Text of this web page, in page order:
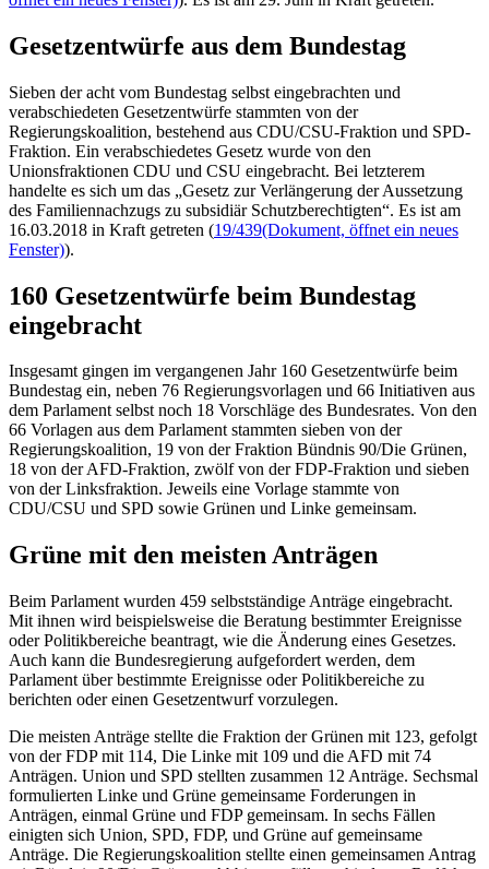
Gesetzentwürfe aus dem Bundestag
Sieben der acht vom Bundestag selbst eingebrachten und
verabschiedeten Gesetzentwürfe stammten von der
Regierungskoalition, bestehend aus CDU/CSU-Fraktion und SPD-
Fraktion. Ein verabschiedetes Gesetz wurde von den
Unionsfraktionen CDU und CSU eingebracht. Bei letzterem
handelte es sich um das „Gesetz zur Verlängerung der Aussetzung
des Familiennachzugs zu subsidiär Schutzberechtigten“. Es ist am
16.03.2018 in Kraft getreten (19/439(Dokument, öffnet ein neues
Fenster)).
160 Gesetzentwürfe beim Bundestag
eingebracht
Insgesamt gingen im vergangenen Jahr 160 Gesetzentwürfe beim
Bundestag ein, neben 76 Regierungsvorlagen und 66 Initiativen aus
dem Parlament selbst noch 18 Vorschläge des Bundesrates. Von den
66 Vorlagen aus dem Parlament stammten sieben von der
Regierungskoalition, 19 von der Fraktion Bündnis 90/Die Grünen,
18 von der AFD-Fraktion, zwölf von der FDP-Fraktion und sieben
von der Linksfraktion. Jeweils eine Vorlage stammte von
CDU/CSU und SPD sowie Grünen und Linke gemeinsam.
Grüne mit den meisten Anträgen
Beim Parlament wurden 459 selbstständige Anträge eingebracht.
Mit ihnen wird beispielsweise die Beratung bestimmter Ereignisse
oder Politikbereiche beantragt, wie die Änderung eines Gesetzes.
Auch kann die Bundesregierung aufgefordert werden, dem
Parlament über bestimmte Ereignisse oder Politikbereiche zu
berichten oder einen Gesetzentwurf vorzulegen.
Die meisten Anträge stellte die Fraktion der Grünen mit 123, gefolgt
von der FDP mit 114, Die Linke mit 109 und die AFD mit 74
Anträgen. Union und SPD stellten zusammen 12 Anträge. Sechsmal
formulierten Linke und Grüne gemeinsame Forderungen in
Anträgen, einmal Grüne und FDP gemeinsam. In sechs Fällen
einigten sich Union, SPD, FDP, und Grüne auf gemeinsame
Anträge. Die Regierungskoalition stellte einen gemeinsamen Antrag